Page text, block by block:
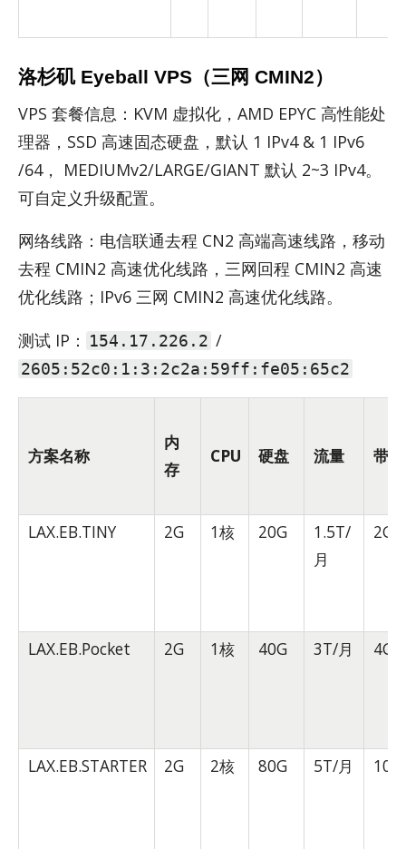
洛杉矶 Eyeball VPS（三网 CMIN2）
VPS 套餐信息：KVM 虚拟化，AMD EPYC 高性能处
理器，SSD 高速固态硬盘，默认 1 IPv4 & 1 IPv6
/64， MEDI­UMv2/​LARGE/​GI­ANT 默认 2~3 IPv4。
可自定义升级配置。
网络线路：电信联通去程 CN2 高端高速线路，移动
去程 CMIN2 高速优化线路，三网回程 CMIN2 高速
优化线路；IPv6 三网 CMIN2 高速优化线路。
测试 IP：
154.17.226.2 /
2605:52c0:1:3:2c2a:59ff:fe05:65c2
方案名称
内
存
CPU 硬盘 流量 带宽
LAX.EB.TINY 2G 1核 20G
1.5T/
月
LAX.EB.Pocket 2G 1核 40G 3T/月
LAX.EB.STARTER 2G 2核 80G 5T/月